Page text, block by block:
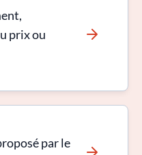
prix ou
par le